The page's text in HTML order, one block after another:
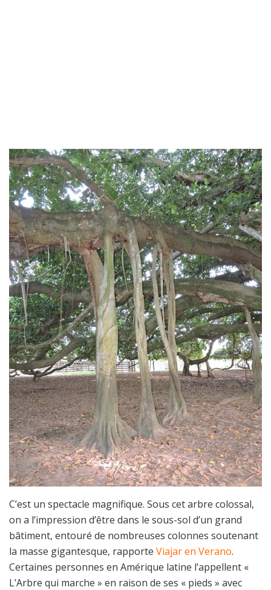
C’est un spectacle magnifique. Sous cet arbre colossal,
on a l’impression d’être dans le sous-sol d’un grand
bâtiment, entouré de nombreuses colonnes soutenant
la masse gigantesque, rapporte Viajar en Verano.
Certaines personnes en Amérique latine l’appellent «
L’Arbre qui marche » en raison de ses « pieds » avec